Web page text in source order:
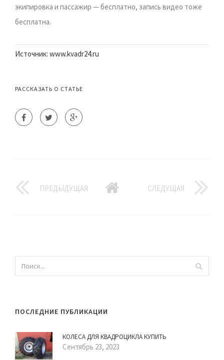
экипировка и пассажир — бесплатно, запись видео тоже
бесплатна.
Источник: www.kvadr24.ru
РАССКАЗАТЬ О СТАТЬЕ
ПРЕДЫДУЩАЯ СЛЕДУЩАЯ
ПОСЛЕДНИЕ ПУБЛИКАЦИИ
КОЛЕСА ДЛЯ КВАДРОЦИКЛА КУПИТЬ
Сентябрь 23, 2023